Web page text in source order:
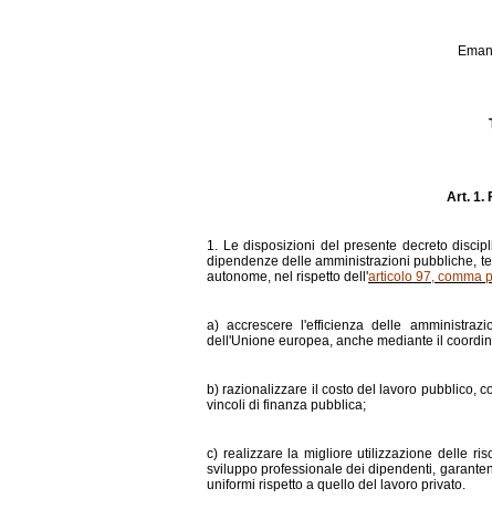
Art. 1.
1. Le disposizioni del presente decreto
dipendenze delle amministrazioni pubbliche,
autonome, nel rispetto dell'articolo 97, comma
a) accrescere l'efficienza delle
dell'Unione europea, anche mediante il
b) razionalizzare il costo del lavoro pubblico,
vincoli di finanza pubblica;
c) realizzare la migliore utilizzazione delle
sviluppo professionale dei dipendenti,
uniformi rispetto a quello del lavoro privato.